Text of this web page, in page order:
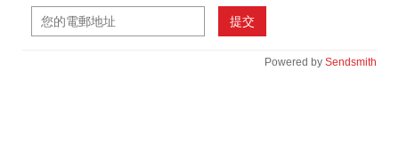
提交
Powered by Sendsmith